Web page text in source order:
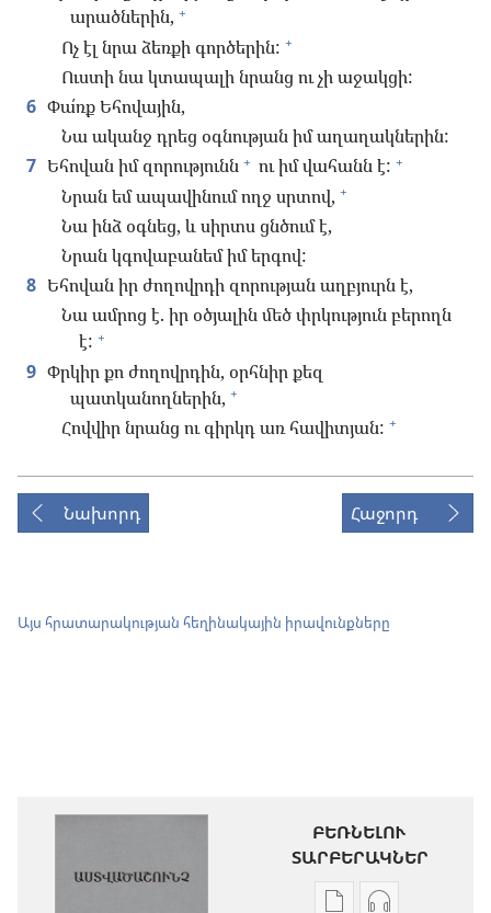
արածներին, +
Ոչ էլ նրա ձեռքի գործերին: +
Ուստի նա կտապալի նրանց ու չի աջակցի:
6 Փա՛ռք Եհովային,
Նա ականջ դրեց օգնության իմ աղաղակներին:
7 Եհովան իմ զորությունն + ու իմ վահանն է: +
Նրան եմ ապավինում ողջ սրտով, +
Նա ինձ օգնեց, և սիրտս ցնծում է,
Նրան կգովաբանեմ իմ երգով:
8 Եհովան իր ժողովրդի զորության աղբյուրն է,
Նա ամրոց է. իր օծյալին մեծ փրկություն բերողն
է: +
9 Փրկիր քո ժողովրդին, օրհնիր քեզ
պատկանողներին, +
Հովվիր նրանց ու գիրկդ առ հավիտյան: +
Նախորդ Հաջորդ
Այս հրատարակության հեղինակային իրավունքները
ԲԵՌՆԵԼՈՒ
ՏԱՐԲԵՐԱԿՆԵՐ